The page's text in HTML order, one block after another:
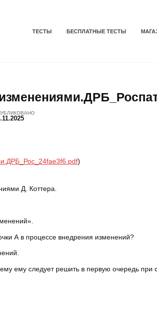
ТЕСТЫ БЕСПЛАТНЫЕ ТЕСТЫ
)
Д. Коттера.
А в процессе внедрения изменений?
ему следует решить в первую очередь